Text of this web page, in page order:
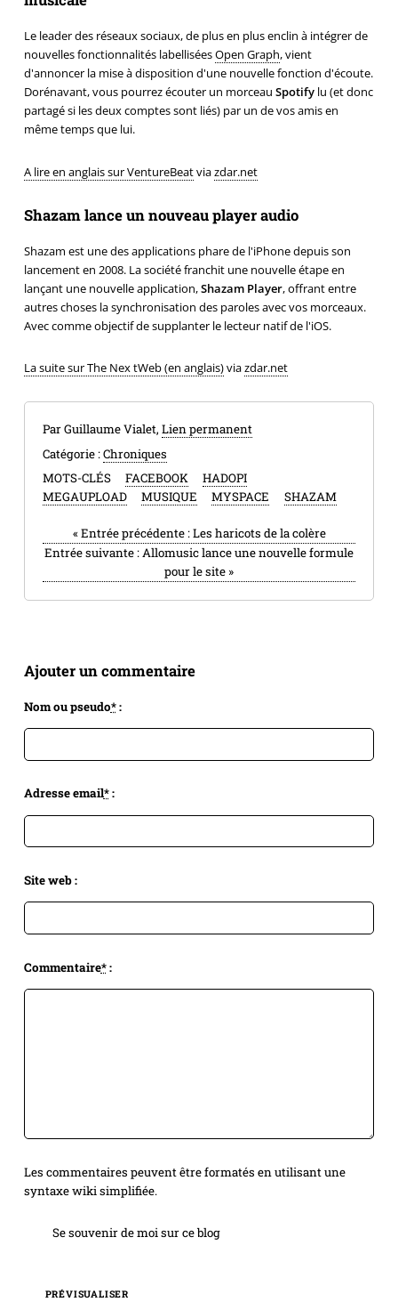
Le leader des réseaux sociaux, de plus en plus enclin à intégrer de
nouvelles fonctionnalités labelliséesOpen Graph, vient
d'annoncer la mise à disposition d'une nouvelle fonction d'écoute.
Dorénavant, vous pourrez écouter un morceau Spotifylu (et donc
partagé si les deux comptes sont liés) par un de vos amis en
même temps que lui.
A lire en anglais sur VentureBeatviazdar.net
Shazam lance un nouveau player audio
Shazam est une des applications phare de l'iPhone depuis son
lancement en 2008. La société franchit une nouvelle étape en
lançant une nouvelle application,Shazam Player, offrant entre
autres choses la synchronisation des paroles avec vos morceaux.
Avec comme objectif de supplanter le lecteur natif de l'iOS.
La suite sur The Nex tWeb (en anglais)viazdar.net
Par Guillaume Vialet, Lien permanent
Catégorie :Chroniques
MOTS-CLÉS
FACEBOOK
HADOPI
MEGAUPLOAD
MUSIQUE MYSPACE SHAZAM
«Entrée précédente :Les haricots de la colère
Entrée suivante :Allomusic lance une nouvelle formule
pour le site »
Ajouter un commentaire
Nom ou pseudo*:
Adresse email*:
Site web :
Commentaire*:
Les commentaires peuvent être formatés en utilisant une
syntaxe wiki simplifiée.
Se souvenir de moi sur ce blog
PRÉVISUALISER